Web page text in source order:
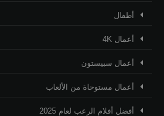
أطفال
أعمال 4K
أعمال سبيستون
أعمال مستوحاة من الألعاب
أفضل أفلام الرعب لعام 2025